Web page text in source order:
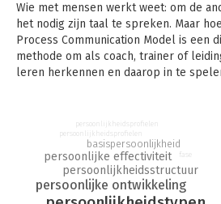
Wie met mensen werkt weet: om de
het nodig zijn taal te spreken. Maar
Process Communication Model is een
methode om als coach, trainer of
leren herkennen en daarop in te
de buitenwereld, volgens verrassend
Zowel in positief als in negatief
eenmaal herkent, zowel bij zichzelf als
kennis effectief toepassen in elke
coachingspraktijk of op de werkvloer
persoonlijke ontwikkeling
persoonlijkheidsstructuur
persoonlijke effectiviteit
basispersoonlijkheid
persoonlijkheidsprofielen
persoonlijkheidsprofielen
fase